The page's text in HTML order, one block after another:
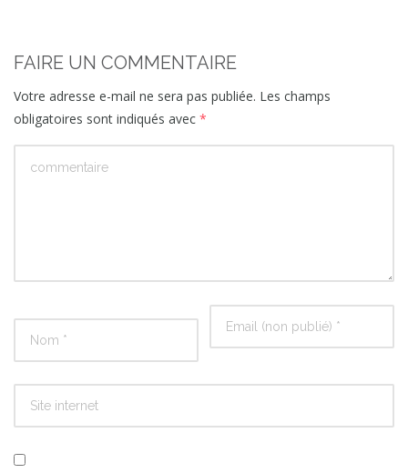
FAIRE UN COMMENTAIRE
Votre adresse e-mail ne sera pas publiée. Les champs
obligatoires sont indiqués avec *